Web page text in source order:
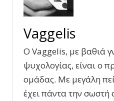
Vaggelis
Ο Vaggelis, με βαθιά
ψυχολογίας, είναι ο
ομάδας. Με μεγάλη
έχει πάντα την σωστή